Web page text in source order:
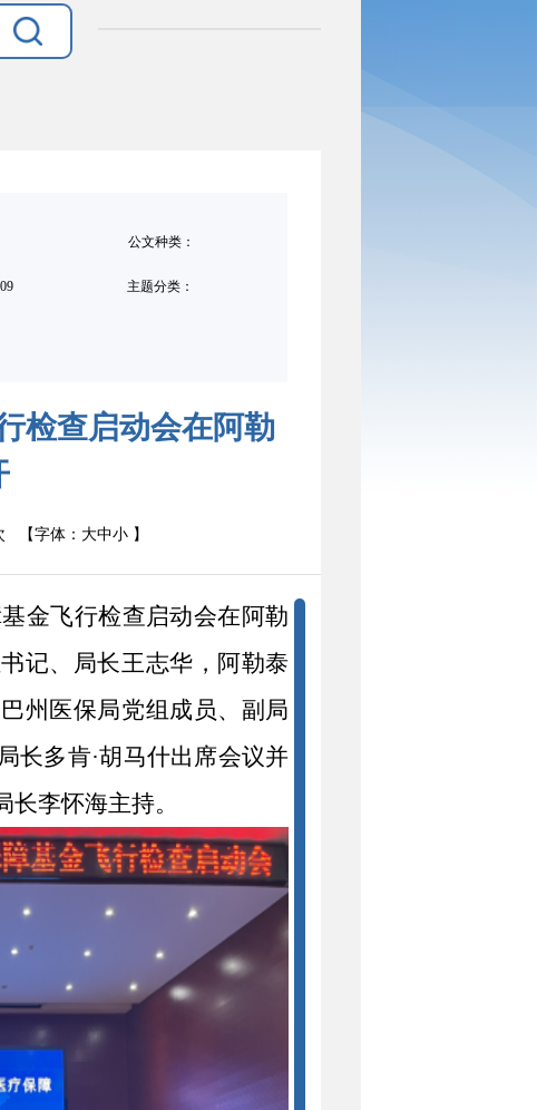
公文种类：
主题分类：
检查启动会在阿勒
【字体： 大中小 】
金飞行检查启动会在阿勒
书记、 局长王志华 ， 阿勒泰
巴州 医保局党组成员、 副 局
长多肯·胡马什出席会议并
长李怀海主持。